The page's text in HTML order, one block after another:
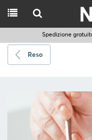
Spedire
Spedizione
Reso